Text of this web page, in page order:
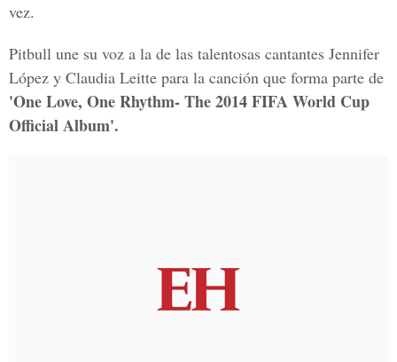
vez.
Pitbull une su voz a la de las talentosas cantantes Jennifer
López y Claudia Leitte para la canción que forma parte de
'One Love, One Rhythm- The 2014 FIFA World Cup
Official Album'.